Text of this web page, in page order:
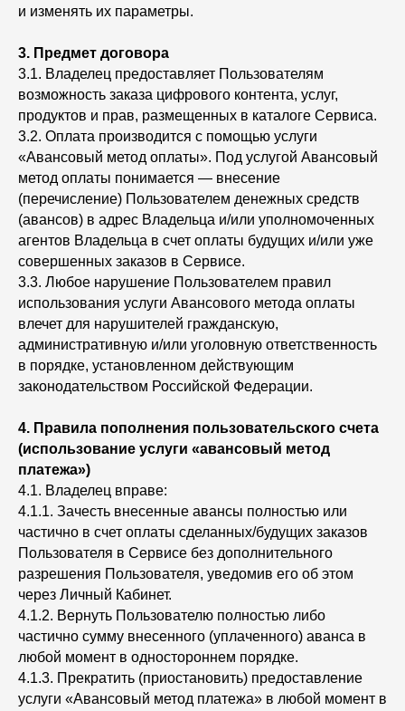
и изменять их параметры.
3. Предмет договора
3.1. Владелец предоставляет Пользователям
возможность заказа цифрового контента, услуг,
продуктов и прав, размещенных в каталоге Сервиса.
3.2. Оплата производится с помощью услуги
«Авансовый метод оплаты». Под услугой Авансовый
метод оплаты понимается — внесение
(перечисление) Пользователем денежных средств
(авансов) в адрес Владельца и/или уполномоченных
агентов Владельца в счет оплаты будущих и/или уже
совершенных заказов в Сервисе.
3.3. Любое нарушение Пользователем правил
использования услуги Авансового метода оплаты
влечет для нарушителей гражданскую,
административную и/или уголовную ответственность
в порядке, установленном действующим
законодательством Российской Федерации.
4. Правила пополнения пользовательского счета
(использование услуги «авансовый метод
платежа»)
4.1. Владелец вправе:
4.1.1. Зачесть внесенные авансы полностью или
частично в счет оплаты сделанных/будущих заказов
Пользователя в Сервисе без дополнительного
разрешения Пользователя, уведомив его об этом
через Личный Кабинет.
4.1.2. Вернуть Пользователю полностью либо
частично сумму внесенного (уплаченного) аванса в
любой момент в одностороннем порядке.
4.1.3. Прекратить (приостановить) предоставление
услуги «Авансовый метод платежа» в любой момент в